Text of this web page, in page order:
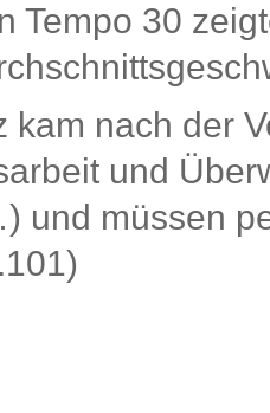
Tempo 30
kam nach der
und
und müssen